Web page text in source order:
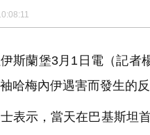
斯蘭堡3月1日電（記者
哈梅內伊遇害而發生的
表示，當天在巴基斯坦